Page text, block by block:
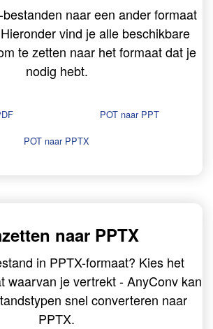
naar een ander formaat
vind je alle beschikbare
te zetten naar het formaat dat je
nodig hebt.
POT naar PPT
POT naar PPTX
naar PPTX
in PPTX-formaat? Kies het
waarvan je vertrekt - AnyConv kan
snel converteren naar
PPTX.